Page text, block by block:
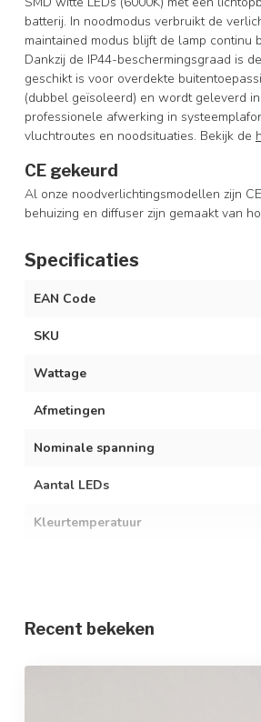
batterij. In noodmodus verbruikt de
maintained modus blijft de lamp continu
Dankzij de IP44-beschermingsgraad is
geschikt is voor overdekte
(dubbel geïsoleerd) en wordt geleverd
professionele afwerking in
vluchtroutes en noodsituaties. Bekijk de
CE gekeurd
Al onze noodverlichtingsmodellen zijn
behuizing en diffuser zijn gemaakt van
Specificaties
EAN Code
SKU
Wattage
Afmetingen
Nominale spanning
Aantal LEDs
Kleurtemperatuur
Accu
Autonomie (noodtijd)
Recent bekeken